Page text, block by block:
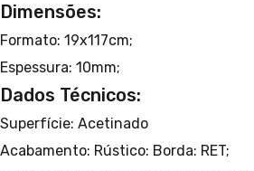
Dimensões:
Formato: 19x117cm;
Espessura: 10mm;
Dados Técnicos:
Superfície: Acetinado
Acabamento: Rústico: Borda: RET;